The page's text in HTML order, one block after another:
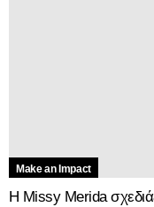
Make an Impact
Η Missy Merida